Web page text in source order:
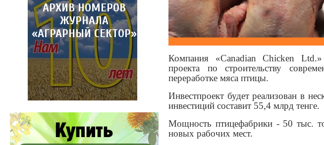
АРХИВ НОМЕРОВ
ЖУРНАЛА
«АГРАРНЫЙ СЕКТОР»
Компания «Canadian Chicken
проекта по строительству
переработке мяса птицы.
Инвестпроект будет реализован в
инвестиций составит 55,4 млрд тенге.
Мощность птицефабрики - 50 тыс.
новых рабочих мест.